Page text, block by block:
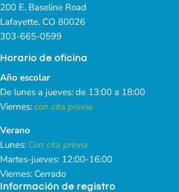
200 E. Baseline Road
Lafayette, CO 80026
303-665-0599
Horario de oficina
Año escolar
De lunes a jueves: de 13:00 a 18:00
Viernes: con cita previa
Verano
Lunes: Con cita previa
Martes-jueves: 12:00-16:00
Viernes: Cerrado
Información de registro